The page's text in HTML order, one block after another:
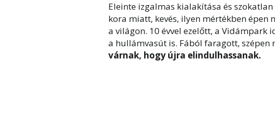
Eleinte izgalmas kialakítása és
kora miatt, kevés, ilyen mértékben épen
a világon. 10 évvel ezelőtt, a Vidámpark
a hullámvasút is. Fából faragott,
várnak, hogy újra elindulhassanak.